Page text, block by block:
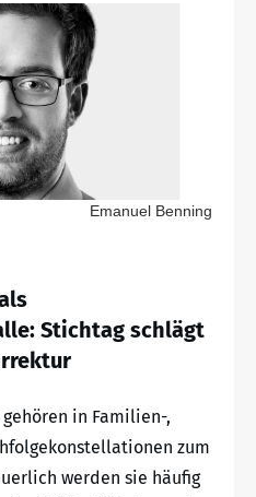
Emanuel Benning
Stichtag schlägt
in Familien-,
zum
werden sie häufig